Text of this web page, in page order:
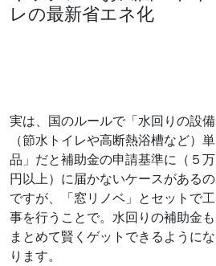
レの最新省エネ化
実は、国のルールで「水回りの設備
（節水トイレや高断熱浴槽など）単
品」だと補助金の申請基準に（５万
円以上）に届かないケースがあるの
ですが、「窓リノベ」とセットで工
事を行うことで。水回りの補助金も
まとめて賢くゲットできるようにな
ります。